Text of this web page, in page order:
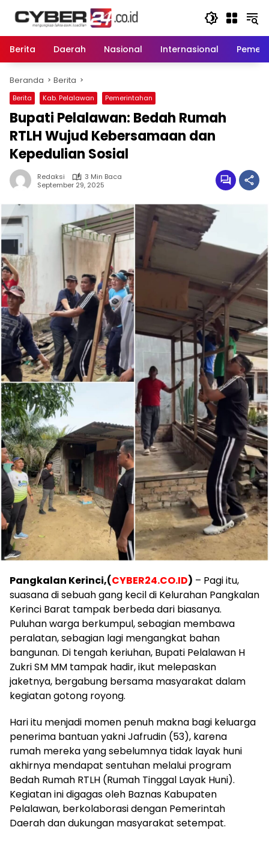
Berita
Daerah Nasional Internasional
Beranda Berita
Berita Kab. Pelalawan Pemerintahan
Bupati Pelalawan: Bedah Rumah
RTLH Wujud Kebersamaan dan
Kepedulian Sosial
Redaksi
3 Min Baca
September 29, 2025
Pangkalan Kerinci,(CYBER24.CO.ID) – Pagi itu,
suasana di sebuah gang kecil di Kelurahan Pangkalan
Kerinci Barat tampak berbeda dari biasanya.
Puluhan warga berkumpul, sebagian membawa
peralatan, sebagian lagi mengangkat bahan
bangunan. Di tengah keriuhan, Bupati Pelalawan H
Zukri SM MM tampak hadir, ikut melepaskan
jaketnya, bergabung bersama masyarakat dalam
kegiatan gotong royong.
Hari itu menjadi momen penuh makna bagi keluarga
penerima bantuan yakni Jafrudin (53), karena
rumah mereka yang sebelumnya tidak layak huni
akhirnya mendapat sentuhan melalui program
Bedah Rumah RTLH (Rumah Tinggal Layak Huni).
Kegiatan ini digagas oleh Baznas Kabupaten
Pelalawan, berkolaborasi dengan Pemerintah
Daerah dan dukungan masyarakat setempat.